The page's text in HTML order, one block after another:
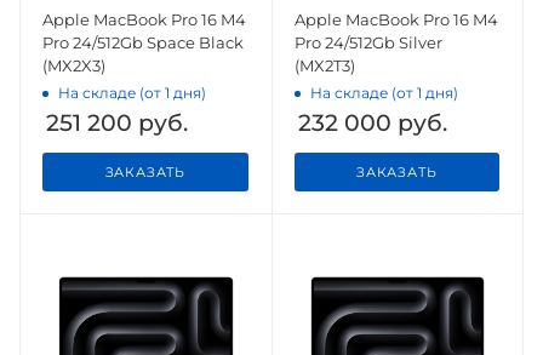
Apple MacBook Pro 16 M4
Pro 24/512Gb Space Black
(MX2X3)
На складе (от 1 дня)
251 200 руб.
ЗАКАЗАТЬ
Apple MacBook Pro 16 M4
Pro 24/512Gb Silver
(MX2T3)
На складе (от 1 дня)
232 000 руб.
ЗАКАЗАТЬ